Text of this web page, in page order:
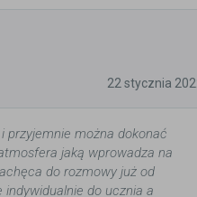
22 stycznia
przyjemnie można dokonać
jaką wprowadza na
do rozmowy już od
indywidualnie do ucznia a